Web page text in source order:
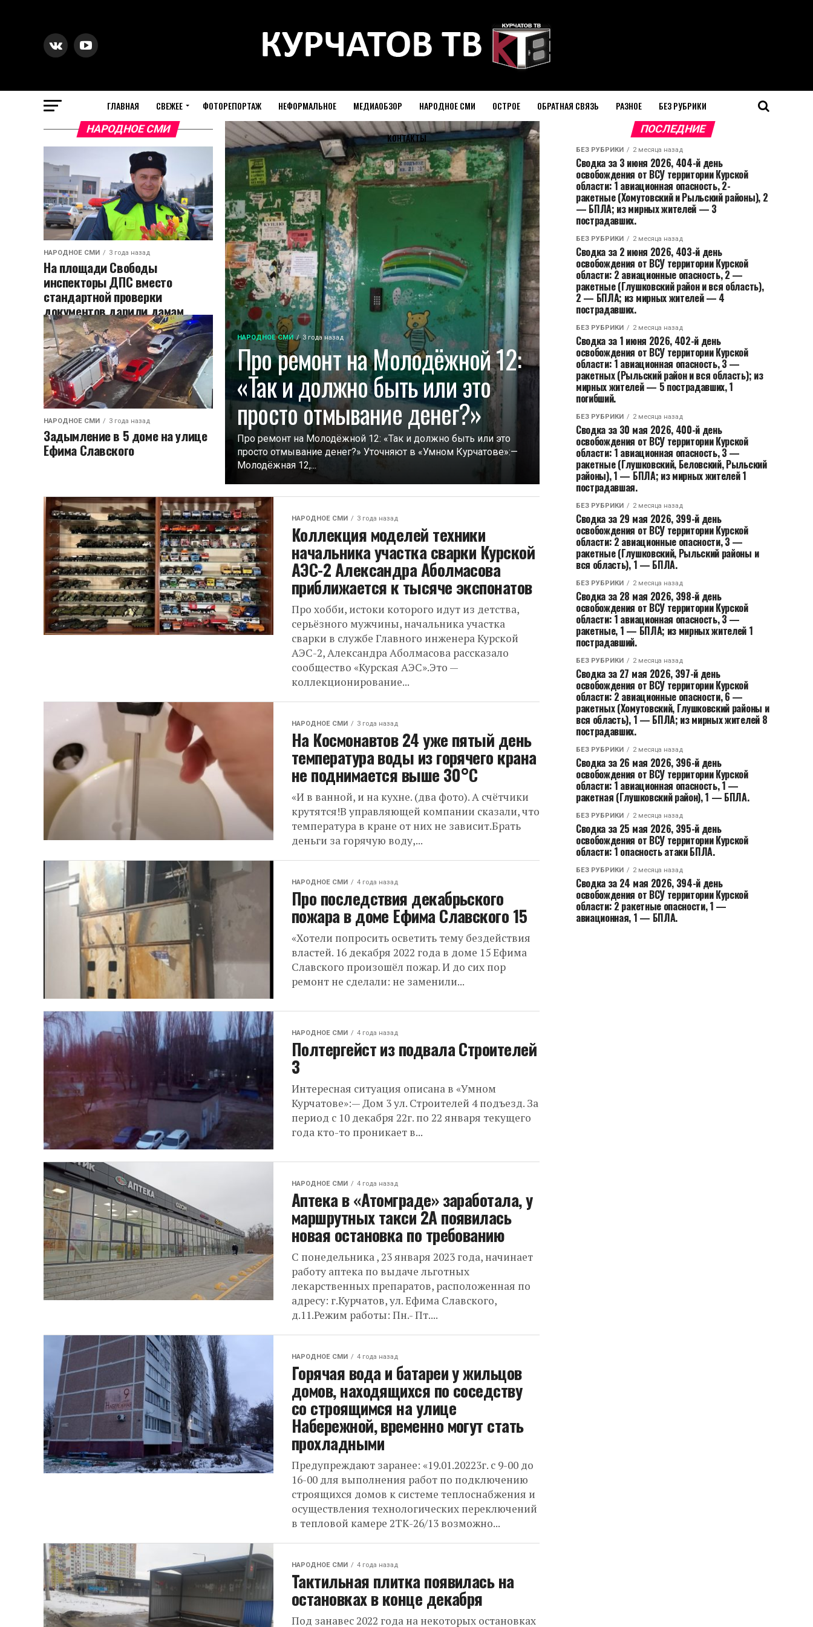
ГЛАВНАЯ СВЕЖЕЕ ФОТОРЕПОРТАЖ НЕФОРМАЛЬНОЕ МЕДИАОБЗОР НАРОДНОЕ СМИ ОСТРОЕ ОБРАТНАЯ СВЯЗЬ РАЗНОЕ БЕЗ РУБРИКИ
КОНТАКТЫ
НАРОДНОЕ СМИ 3 года назад
Про ремонт на Молодёжной 12:
«Так и должно быть или это
просто отмывание денег?»
Про ремонт на Молодёжной 12: «Так и должно быть или это
просто отмывание денег?» Уточняют в «Умном Курчатове»:—
Молодёжная 12,...
НАРОДНОЕ СМИ
НАРОДНОЕ СМИ 3 года назад
На площади Свободы
инспекторы ДПС вместо
стандартной проверки
документов дарили дамам
хорошее настроение и
тюльпаны
НАРОДНОЕ СМИ 3 года назад
Задымление в 5 доме на улице
Ефима Славского
НАРОДНОЕ СМИ 3 года назад
Коллекция моделей техники
начальника участка сварки Курской
АЭС-2 Александра Аболмасова
приближается к тысяче экспонатов
Про хобби, истоки которого идут из детства,
серьëзного мужчины, начальника участка
сварки в службе Главного инженера Курской
АЭС-2, Александра Аболмасова рассказало
сообщество «Курская АЭС».Это —
коллекционирование...
НАРОДНОЕ СМИ 3 года назад
На Космонавтов 24 уже пятый день
температура воды из горячего крана
не поднимается выше 30°С
«И в ванной, и на кухне. (два фото). А счётчики
крутятся!В управляющей компании сказали, что
температура в кране от них не зависит.Брать
деньги за горячую воду,...
НАРОДНОЕ СМИ 4 года назад
Про последствия декабрьского
пожара в доме Ефима Славского 15
«Хотели попросить осветить тему бездействия
властей. 16 декабря 2022 года в доме 15 Ефима
Славского произошёл пожар. И до сих пор
ремонт не сделали: не заменили...
НАРОДНОЕ СМИ 4 года назад
Полтергейст из подвала Строителей
3
Интересная ситуация описана в «Умном
Курчатове»:— Дом 3 ул. Строителей 4 подъезд. За
период с 10 декабря 22г. по 22 января текущего
года кто-то проникает в...
НАРОДНОЕ СМИ 4 года назад
Аптека в «Атомграде» заработала, у
маршрутных такси 2А появилась
новая остановка по требованию
С понедельника , 23 января 2023 года, начинает
работу аптека по выдаче льготных
лекарственных препаратов, расположенная по
адресу: г.Курчатов, ул. Ефима Славского,
д.11.Режим работы: Пн.- Пт....
НАРОДНОЕ СМИ 4 года назад
Горячая вода и батареи у жильцов
домов, находящихся по соседству
со строящимся на улице
Набережной, временно могут стать
прохладными
Предупреждают заранее: «19.01.20223г. с 9-00 до
16-00 для выполнения работ по подключению
строящихся домов к системе теплоснабжения и
осуществления технологических переключений
в тепловой камере 2ТК-26/13 возможно...
НАРОДНОЕ СМИ 4 года назад
Тактильная плитка появилась на
остановках в конце декабря
Под занавес 2022 года на некоторых остановках
ПОСЛЕДНИЕ
БЕЗ РУБРИКИ 2 месяца назад
Сводка за 3 июня 2026, 404-й день
освобождения от ВСУ территории Курской
области: 1 авиационная опасность, 2-
ракетные (Хомутовский и Рыльский районы), 2
— БПЛА; из мирных жителей — 3
пострадавших.
БЕЗ РУБРИКИ 2 месяца назад
Сводка за 2 июня 2026, 403-й день
освобождения от ВСУ территории Курской
области: 2 авиационные опасность, 2 —
ракетные (Глушковский район и вся область),
2 — БПЛА; из мирных жителей — 4
пострадавших.
БЕЗ РУБРИКИ 2 месяца назад
Сводка за 1 июня 2026, 402-й день
освобождения от ВСУ территории Курской
области: 1 авиационная опасность, 3 —
ракетных (Рыльский район и вся область); из
мирных жителей — 5 пострадавших, 1
погибший.
БЕЗ РУБРИКИ 2 месяца назад
Сводка за 30 мая 2026, 400-й день
освобождения от ВСУ территории Курской
области: 1 авиационная опасность, 3 —
ракетные (Глушковский, Беловский, Рыльский
районы), 1 — БПЛА; из мирных жителей 1
пострадавшая.
БЕЗ РУБРИКИ 2 месяца назад
Сводка за 29 мая 2026, 399-й день
освобождения от ВСУ территории Курской
области: 2 авиационные опасности, 3 —
ракетные (Глушковский, Рыльский районы и
вся область), 1 — БПЛА.
БЕЗ РУБРИКИ 2 месяца назад
Сводка за 28 мая 2026, 398-й день
освобождения от ВСУ территории Курской
области: 1 авиационная опасность, 3 —
ракетные, 1 — БПЛА; из мирных жителей 1
пострадавший.
БЕЗ РУБРИКИ 2 месяца назад
Сводка за 27 мая 2026, 397-й день
освобождения от ВСУ территории Курской
области: 2 авиационные опасности, 6 —
ракетных (Хомутовский, Глушковский районы и
вся область), 1 — БПЛА; из мирных жителей 8
пострадавших.
БЕЗ РУБРИКИ 2 месяца назад
Сводка за 26 мая 2026, 396-й день
освобождения от ВСУ территории Курской
области: 1 авиационная опасность, 1 —
ракетная (Глушковский район), 1 — БПЛА.
БЕЗ РУБРИКИ 2 месяца назад
Сводка за 25 мая 2026, 395-й день
освобождения от ВСУ территории Курской
области: 1 опасность атаки БПЛА.
БЕЗ РУБРИКИ 2 месяца назад
Сводка за 24 мая 2026, 394-й день
освобождения от ВСУ территории Курской
области: 2 ракетные опасности, 1 —
авиационная, 1 — БПЛА.